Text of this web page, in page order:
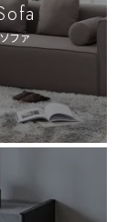
ソファ